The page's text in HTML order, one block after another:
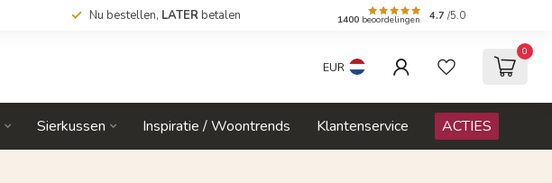
Nu bestellen, LATER betalen 1400 beoordelingen 4.7 /5.0
EUR
0
Sierkussen Inspiratie / Woontrends Klantenservice ACTIES